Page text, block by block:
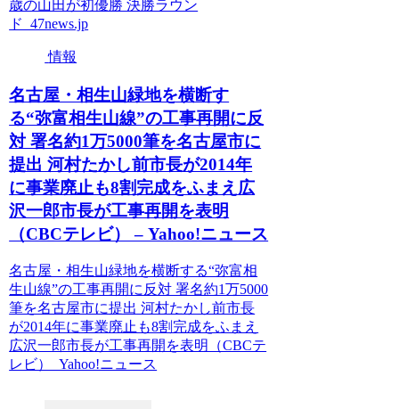
歳の山田が初優勝 決勝ラウン
ド 47news.jp
情報
名古屋・相生山緑地を横断す
る“弥富相生山線”の工事再開に反
対 署名約1万5000筆を名古屋市に
提出 河村たかし前市長が2014年
に事業廃止も8割完成をふまえ広
沢一郎市長が工事再開を表明
（CBCテレビ） – Yahoo!ニュース
名古屋・相生山緑地を横断する“弥富相
生山線”の工事再開に反対 署名約1万5000
筆を名古屋市に提出 河村たかし前市長
が2014年に事業廃止も8割完成をふまえ
広沢一郎市長が工事再開を表明（CBCテ
レビ） Yahoo!ニュース